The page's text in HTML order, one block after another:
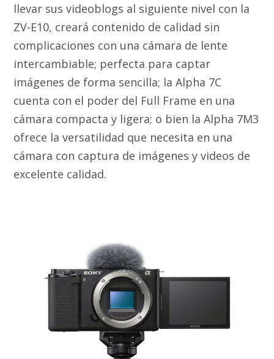
llevar sus videoblogs al siguiente nivel con la
ZV-E10, creará contenido de calidad sin
complicaciones con una cámara de lente
intercambiable; perfecta para captar
imágenes de forma sencilla; la Alpha 7C
cuenta con el poder del Full Frame en una
cámara compacta y ligera; o bien la Alpha 7M3
ofrece la versatilidad que necesita en una
cámara con captura de imágenes y videos de
excelente calidad.